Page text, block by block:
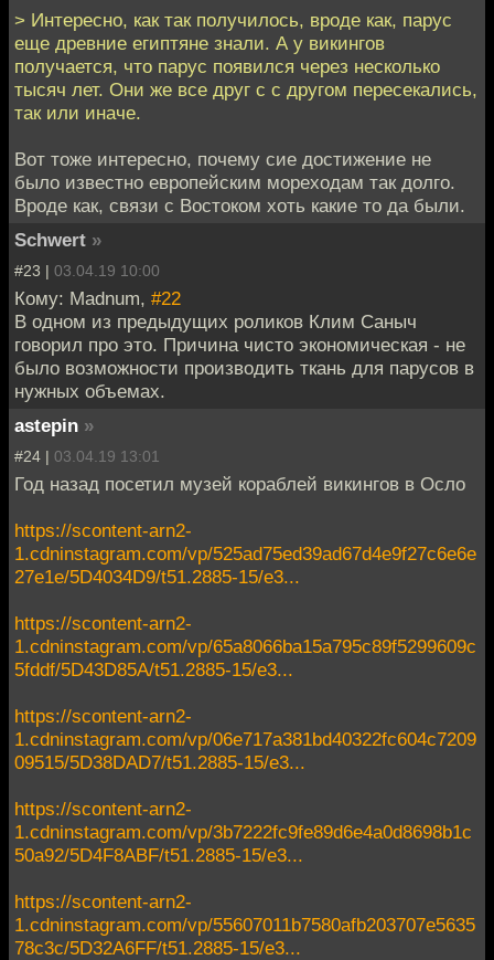
> Интересно, как так получилось, вроде как, парус
еще древние египтяне знали. А у викингов
получается, что парус появился через несколько
тысяч лет. Они же все друг с с другом пересекались,
так или иначе.
Вот тоже интересно, почему сие достижение не
было известно европейским мореходам так долго.
Вроде как, связи с Востоком хоть какие то да были.
Schwert »
#23 | 03.04.19 10:00
Кому: Madnum, #22
В одном из предыдущих роликов Клим Саныч
говорил про это. Причина чисто экономическая - не
было возможности производить ткань для парусов в
нужных объемах.
astepin »
#24 | 03.04.19 13:01
Год назад посетил музей кораблей викингов в Осло
https://scontent-arn2-
1.cdninstagram.com/vp/525ad75ed39ad67d4e9f27c6e6e
27e1e/5D4034D9/t51.2885-15/e3...
https://scontent-arn2-
1.cdninstagram.com/vp/65a8066ba15a795c89f5299609c
5fddf/5D43D85A/t51.2885-15/e3...
https://scontent-arn2-
1.cdninstagram.com/vp/06e717a381bd40322fc604c7209
09515/5D38DAD7/t51.2885-15/e3...
https://scontent-arn2-
1.cdninstagram.com/vp/3b7222fc9fe89d6e4a0d8698b1c
50a92/5D4F8ABF/t51.2885-15/e3...
https://scontent-arn2-
1.cdninstagram.com/vp/55607011b7580afb203707e5635
78c3c/5D32A6FF/t51.2885-15/e3...